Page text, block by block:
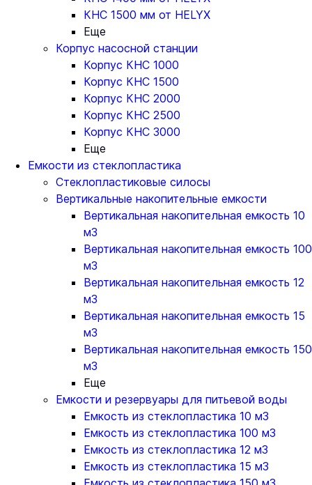
КНС 1500 мм от HELYX
Еще
Корпус насосной станции
Корпус КНС 1000
Корпус КНС 1500
Корпус КНС 2000
Корпус КНС 2500
Корпус КНС 3000
Еще
Емкости из стеклопластика
Стеклопластиковые силосы
Вертикальные накопительные емкости
Вертикальная накопительная емкость 10
м3
Вертикальная накопительная емкость 100
м3
Вертикальная накопительная емкость 12
м3
Вертикальная накопительная емкость 15
м3
Вертикальная накопительная емкость 150
м3
Еще
Емкости и резервуары для питьевой воды
Емкость из стеклопластика 10 м3
Емкость из стеклопластика 100 м3
Емкость из стеклопластика 12 м3
Емкость из стеклопластика 15 м3